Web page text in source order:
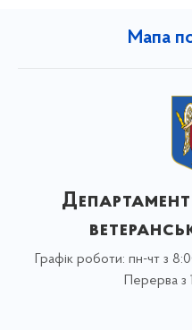
Мапа
Графік роботи: пн-чт з
Перерва